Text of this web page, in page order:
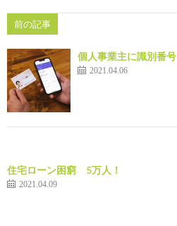
前の記事
個人事業主に識別番号
2021.04.06
住宅ローン困窮 5万人！
2021.04.09